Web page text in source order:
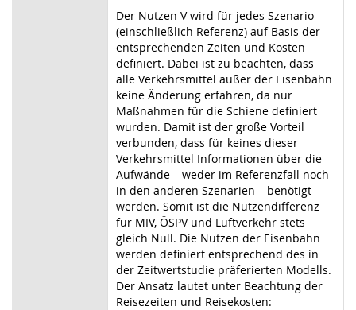
Der Nutzen V wird für jedes Szenario
(einschließlich Referenz) auf Basis der
entsprechenden Zeiten und Kosten
definiert. Dabei ist zu beachten, dass
alle Verkehrsmittel außer der Eisenbahn
keine Änderung erfahren, da nur
Maßnahmen für die Schiene definiert
wurden. Damit ist der große Vorteil
verbunden, dass für keines dieser
Verkehrsmittel Informationen über die
Aufwände – weder im Referenzfall noch
in den anderen Szenarien – benötigt
werden. Somit ist die Nutzendifferenz
für MIV, ÖSPV und Luftverkehr stets
gleich Null. Die Nutzen der Eisenbahn
werden definiert entsprechend des in
der Zeitwertstudie präferierten Modells.
Der Ansatz lautet unter Beachtung der
Reisezeiten und Reisekosten: